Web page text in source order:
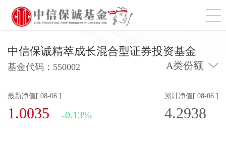
切
中信保诚精萃成长混合型证券投资基金
A类份额
基金代码： 550002
最新净值[ 08-06 ]
1.0035 -0.13%
累计净值[ 08-06 ]
4.2938